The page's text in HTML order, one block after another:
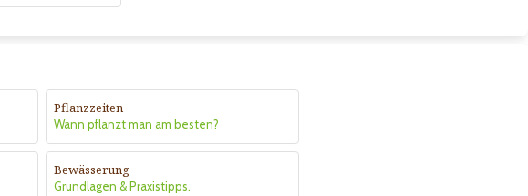
Pflanzzeiten
Wann pflanzt man am besten?
Bewässerung
Grundlagen & Praxistipps.